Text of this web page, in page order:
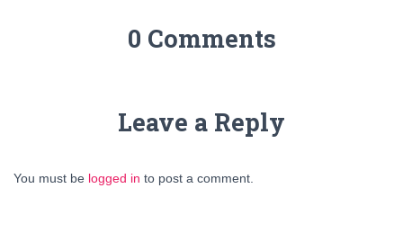
0 Comments
Leave a Reply
You must be logged in to post a comment.